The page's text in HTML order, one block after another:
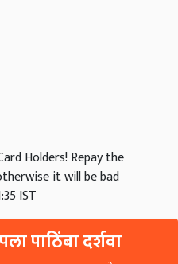
Holders! Repay the
it will be bad
IST
पाठिंबा दर्शवा